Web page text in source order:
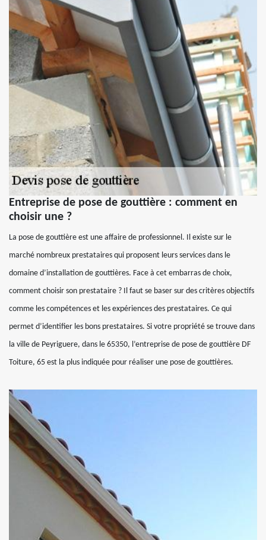
Entreprise de pose de gouttière : comment en
choisir une ?
La pose de gouttière est une affaire de professionnel. Il existe sur le
marché nombreux prestataires qui proposent leurs services dans le
domaine d’installation de gouttières. Face à cet embarras de choix,
comment choisir son prestataire ? Il faut se baser sur des critères objectifs
comme les compétences et les expériences des prestataires. Ce qui
permet d’identifier les bons prestataires. Si votre propriété se trouve dans
la ville de Peyriguere, dans le 65350, l’entreprise de pose de gouttière DF
Toiture, 65 est la plus indiquée pour réaliser une pose de gouttières.